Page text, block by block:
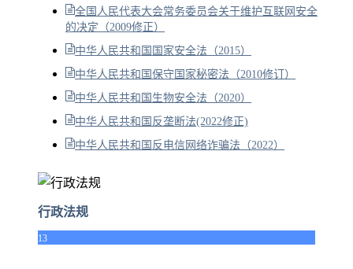
全国人民代表大会常务委员会关于维护互联网安全
的决定（2009修正）
中华人民共和国国家安全法（2015）
中华人民共和国保守国家秘密法（2010修订）
中华人民共和国生物安全法（2020）
中华人民共和国反垄断法(2022修正)
中华人民共和国反电信网络诈骗法（2022）
行政法规
13